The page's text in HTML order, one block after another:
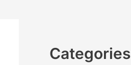
Categories